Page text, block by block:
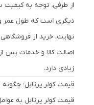
از طرفی، توجه به کیفیت
دیگری است که طول عمر
نهایت، خرید از
اصالت کالا و خدمات پس
زیادی دارد.
قیمت کولر پرتابل؛
قیمت کولر پرتابل به